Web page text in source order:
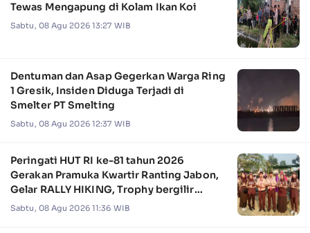
Tewas Mengapung di Kolam Ikan Koi
Sabtu, 08 Agu 2026 13:27 WIB
Dentuman dan Asap Gegerkan Warga Ring
1 Gresik, Insiden Diduga Terjadi di
Smelter PT Smelting
Sabtu, 08 Agu 2026 12:37 WIB
Peringati HUT RI ke-81 tahun 2026
Gerakan Pramuka Kwartir Ranting Jabon,
Gelar RALLY HIKING, Trophy bergilir
Camat Jabon
Sabtu, 08 Agu 2026 11:36 WIB